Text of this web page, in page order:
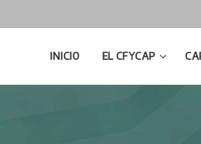
INICIO EL CFYCAP